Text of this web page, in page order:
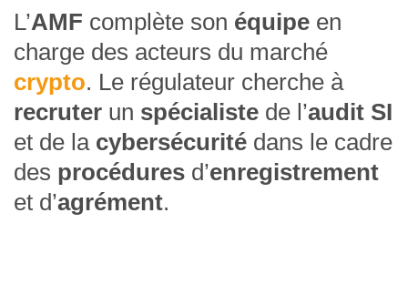
L’AMF complète son équipe en
charge des acteurs du marché
crypto. Le régulateur cherche à
recruter un spécialiste de l’audit SI
et de la cybersécurité dans le cadre
des procédures d’enregistrement
et d’agrément.